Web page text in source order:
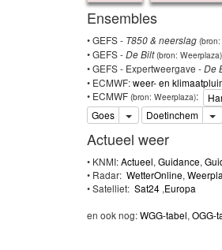
Ensembles
• GEFS - T850 & neerslag
• GEFS -De Bilt(bron: Weerplaza)
• GEFS - Expertweergave -De
• ECMWF:weer- en
• ECMWF (bron: Weerplaza):
Goes
Toggle Dropdown
Doetinchem
Actueel weer
• KNMI:Actueel,Guidance,
• Radar:WetterOnline,
• Satelliet:Sat24 ,Europa
en ook nog:WGG-tabel,OGG-